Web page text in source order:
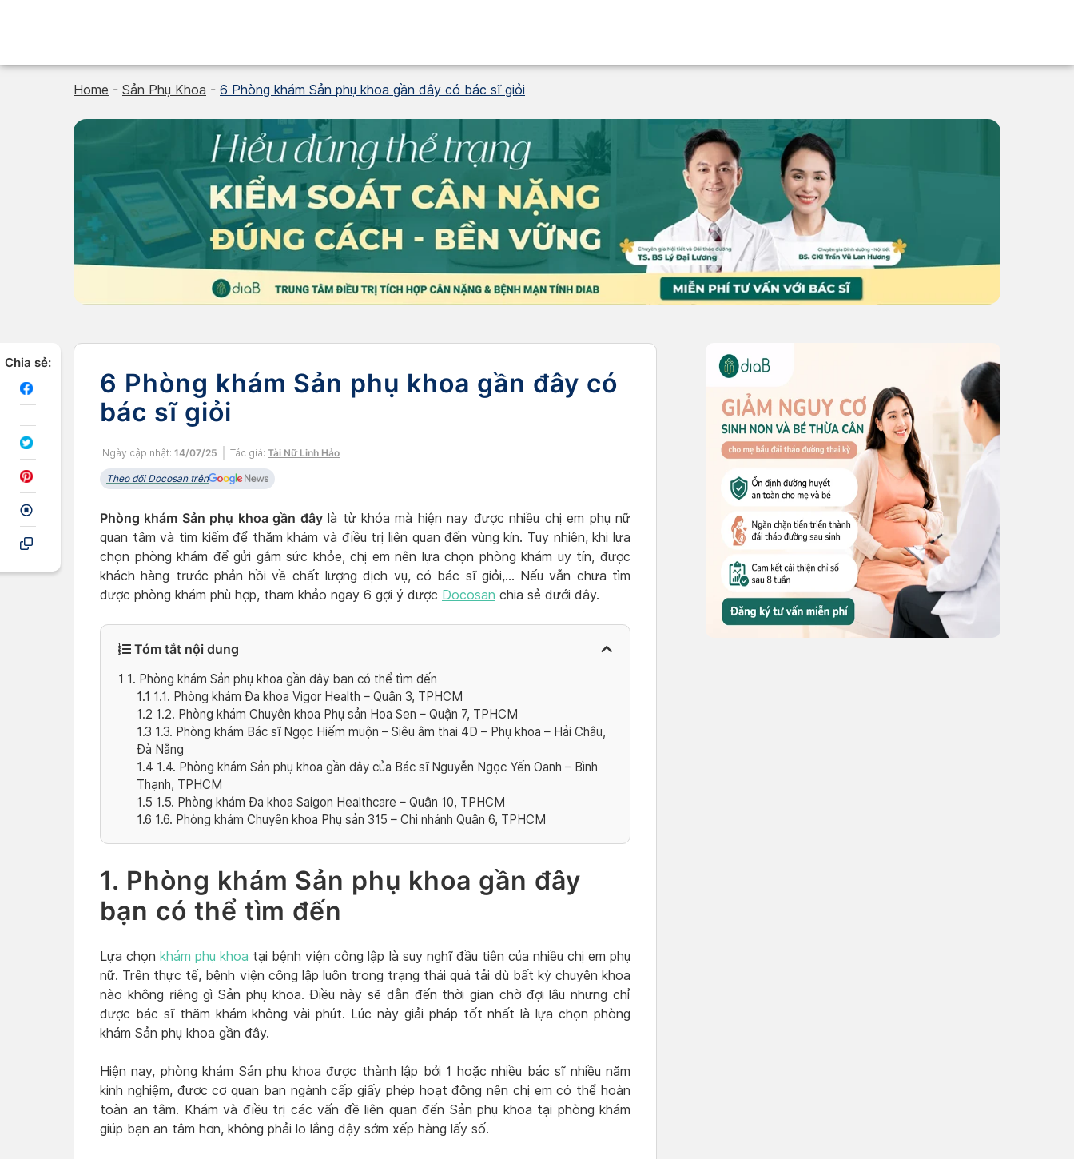
Home - Sản Phụ Khoa - 6 Phòng khám Sản phụ khoa gần đây có bác sĩ giỏi
Chia sẻ:
6 Phòng khám Sản phụ khoa gần đây có
bác sĩ giỏi
Ngày cập nhật: 14/07/25 Tác giả: Tài Nữ Linh Hảo
Theo dõi Docosan trên
Phòng khám Sản phụ khoa gần đâylà từ khóa mà hiện nay được nhiều chị em phụ nữ
quan tâm và tìm kiếm để thăm khám và điều trị liên quan đến vùng kín. Tuy nhiên, khi lựa
chọn phòng khám để gửi gắm sức khỏe, chị em nên lựa chọn phòng khám uy tín, được
khách hàng trước phản hồi về chất lượng dịch vụ, có bác sĩ giỏi,… Nếu vẫn chưa tìm
được phòng khám phù hợp, tham khảo ngay 6 gợi ý được Docosan chia sẻ dưới đây.
Tóm tắt nội dung
1 1. Phòng khám Sản phụ khoa gần đây bạn có thể tìm đến
1.1 1.1. Phòng khám Đa khoa Vigor Health – Quận 3, TPHCM
1.2 1.2. Phòng khám Chuyên khoa Phụ sản Hoa Sen – Quận 7, TPHCM
1.3 1.3. Phòng khám Bác sĩ Ngọc Hiếm muộn – Siêu âm thai 4D – Phụ khoa – Hải Châu,
Đà Nẵng
1.4 1.4. Phòng khám Sản phụ khoa gần đây của Bác sĩ Nguyễn Ngọc Yến Oanh – Bình
Thạnh, TPHCM
1.5 1.5. Phòng khám Đa khoa Saigon Healthcare – Quận 10, TPHCM
1.6 1.6. Phòng khám Chuyên khoa Phụ sản 315 – Chi nhánh Quận 6, TPHCM
1. Phòng khám Sản phụ khoa gần đây
bạn có thể tìm đến
Lựa chọnkhám phụ khoa tại bệnh viện công lập là suy nghĩ đầu tiên của nhiều chị em phụ
nữ. Trên thực tế, bệnh viện công lập luôn trong trạng thái quá tải dù bất kỳ chuyên khoa
nào không riêng gì Sản phụ khoa. Điều này sẽ dẫn đến thời gian chờ đợi lâu nhưng chỉ
được bác sĩ thăm khám không vài phút. Lúc này giải pháp tốt nhất là lựa chọn phòng
khám Sản phụ khoa gần đây.
Hiện nay, phòng khám Sản phụ khoa được thành lập bởi 1 hoặc nhiều bác sĩ nhiều năm
kinh nghiệm, được cơ quan ban ngành cấp giấy phép hoạt động nên chị em có thể hoàn
toàn an tâm. Khám và điều trị các vấn đề liên quan đến Sản phụ khoa tại phòng khám
giúp bạn an tâm hơn, không phải lo lắng dậy sớm xếp hàng lấy số.